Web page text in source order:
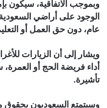
وبموجب الاتفاقية، سيكون
عام، دون حق العمل أو
ويشار إلى أن الزيارات
أداء فريضة الحج أو
تأشيرة.
وسيتمتع السعوديون بحقوق